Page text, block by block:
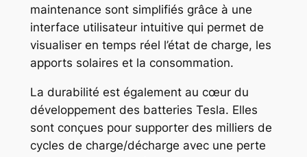
maintenance sont simplifiés grâce à une
interface utilisateur intuitive qui permet de
visualiser en temps réel l’état de charge, les
apports solaires et la consommation.
La durabilité est également au cœur du
développement des batteries Tesla. Elles
sont conçues pour supporter des milliers de
cycles de charge/décharge avec une perte